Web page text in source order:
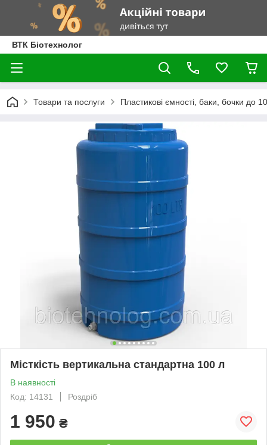
ВТК Біотехнолог
Товари та послуги Пластикові ємності, баки, бочки до
Місткість вертикальна стандартна 100 л
В наявності
Код: 14131
Роздріб
1 950 ₴